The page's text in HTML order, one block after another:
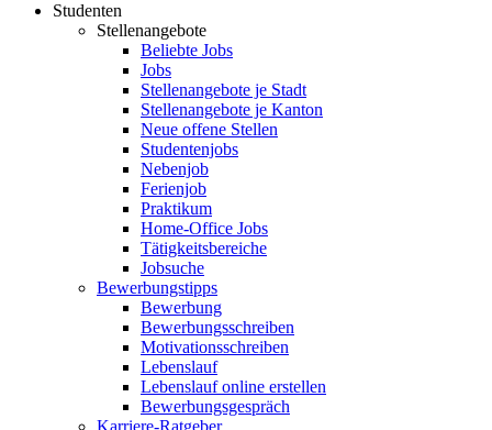
Studenten
Stellenangebote
Beliebte Jobs
Jobs
Stellenangebote je Stadt
Stellenangebote je Kanton
Neue offene Stellen
Studentenjobs
Nebenjob
Ferienjob
Praktikum
Home-Office Jobs
Tätigkeitsbereiche
Jobsuche
Bewerbungstipps
Bewerbung
Bewerbungsschreiben
Motivationsschreiben
Lebenslauf
Lebenslauf online erstellen
Bewerbungsgespräch
Karriere-Ratgeber